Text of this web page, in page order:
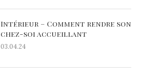
Intérieur – Comment rendre son
chez-soi accueillant
03.04.24